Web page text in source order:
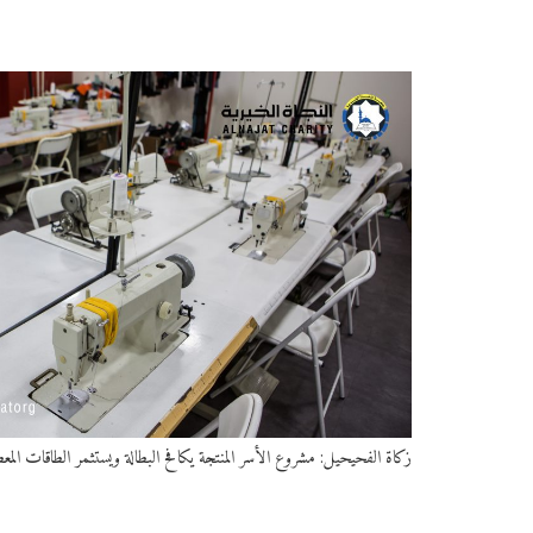
زكاة الفحيحيل: مشروع الأسر المنتجة يكافح البطالة ويستثمر الطاقات